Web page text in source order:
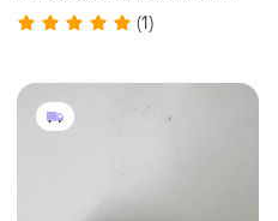
led матриц
(1)